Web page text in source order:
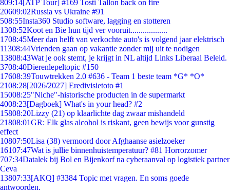
809:14[ATP Tour] #169 Tosti Tallon back on fire
20609:02Russia vs Ukraine #91
508:55Insta360 Studio software, lagging en stotteren
1308:52Koot en Bie hun tijd ver vooruit..................
1708:45Meer dan helft van verkochte auto's is volgend jaar elektrisch
11308:44Vrienden gaan op vakantie zonder mij uit te nodigen
13808:43Wat je ook stemt, je krijgt in NL altijd Links Liberaal Beleid.
3708:40Dierenlepeltopic #150
17608:39Touwtrekken 2.0 #636 - Team 1 beste team *G* *O*
2108:28[2026/2027] Eredivisietoto #1
15008:25"Niche"-historische producten in de supermarkt
4008:23[Dagboek] What's in your head? #2
15808:20Lizzy (21) op klaarlichte dag zwaar mishandeld
21808:01GR: Elk glas alcohol is riskant, geen bewijs voor gunstig
effect
10807:50Lisa (38) vermoord door Afghaanse asielzoeker
16107:47Wat is jullie binnenhuistemperatuur? #81 Horrorzomer
707:34Datalek bij Bol en Bijenkorf na cyberaanval op logistiek partner
Ceva
13807:33[AKQ] #3384 Topic met vragen. En soms goede
antwoorden.